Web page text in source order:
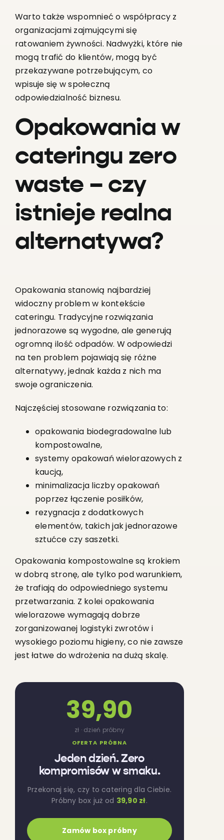
Warto także wspomnieć o współpracy z
organizacjami zajmującymi się
ratowaniem żywności. Nadwyżki, które nie
mogą trafić do klientów, mogą być
przekazywane potrzebującym, co
wpisuje się w społeczną
odpowiedzialność biznesu.
Opakowania w
cateringu zero
waste – czy
istnieje realna
alternatywa?
Opakowania stanowią najbardziej
widoczny problem w kontekście
cateringu. Tradycyjne rozwiązania
jednorazowe są wygodne, ale generują
ogromną ilość odpadów. W odpowiedzi
na ten problem pojawiają się różne
alternatywy, jednak każda z nich ma
swoje ograniczenia.
Najczęściej stosowane rozwiązania to:
opakowania biodegradowalne lub
kompostowalne,
systemy opakowań wielorazowych z
kaucją,
minimalizacja liczby opakowań
poprzez łączenie posiłków,
rezygnacja z dodatkowych
elementów, takich jak jednorazowe
sztućce czy saszetki.
Opakowania kompostowalne są krokiem
w dobrą stronę, ale tylko pod warunkiem,
że trafiają do odpowiedniego systemu
przetwarzania. Z kolei opakowania
wielorazowe wymagają dobrze
zorganizowanej logistyki zwrotów i
wysokiego poziomu higieny, co nie zawsze
jest łatwe do wdrożenia na dużą skalę.
OFERTA PRÓBNA
Jeden dzień. Zero
kompromisów w smaku.
Przekonaj się, czy to catering dla Ciebie.
Próbny box już od 39,90 zł.
Zamów box próbny
39,90
zł · dzień próbny